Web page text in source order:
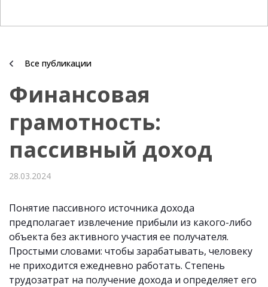
Все публикации
Финансовая
грамотность:
пассивный доход
28.03.2024
Понятие пассивного источника дохода
предполагает извлечение прибыли из какого-либо
объекта без активного участия ее получателя.
Простыми словами: чтобы зарабатывать, человеку
не приходится ежедневно работать. Степень
трудозатрат на получение дохода и определяет его